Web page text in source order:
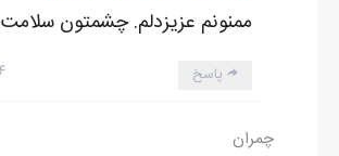
ممنونم عزیزدلم. چشمتون سلامت
۲۴ پاسخ
چمران